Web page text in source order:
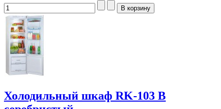
Холодильный шкаф RK-103 В